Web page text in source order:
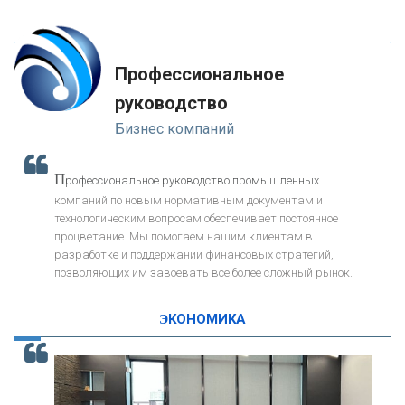
«РОСЕВРОБАНК»
«ПРЕСС-СЛУЖБА ВТБ24»
«АВТОГРАДБАНК»
«ПРОМРЕГИОНБАНК»
ОНАС
Как Система быстрых платежей за пять лет
изменила финансовый рынок - «Интервью»
-- Лучшее, что можно сделать с хорошим советом, это пропустить его
мимо ушей. Он никогда не бывает полезен никому, кроме того, кто его
-- Люблю давать советы и очень не люблю, когда их дают мне.
Профессиональное
руководство
Бизнес компаний
Профессиональное руководство промышленных
компаний по новым нормативным документам и
технологическим вопросам обеспечивает постоянное
процветание. Мы помогаем нашим клиентам в
разработке и поддержании финансовых стратегий,
позволяющих им завоевать все более сложный рынок.
ЭКОНОМИКА